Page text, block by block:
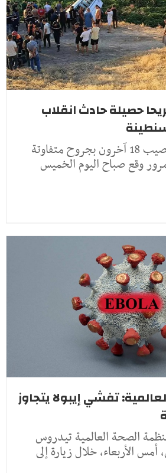
و 19 جريحا حصيلة حادث انقلاب
توفي 6 أشخاص و أصيب 18 آخرون بجروح متفاوتة
وقع صباح اليوم الخميس
تفشي إيبولا يتجاوز
الصحة العالمية تيدروس
الأربعاء، خلال زيارة إلى